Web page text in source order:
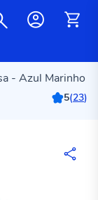
- Azul Marinho
5(23)